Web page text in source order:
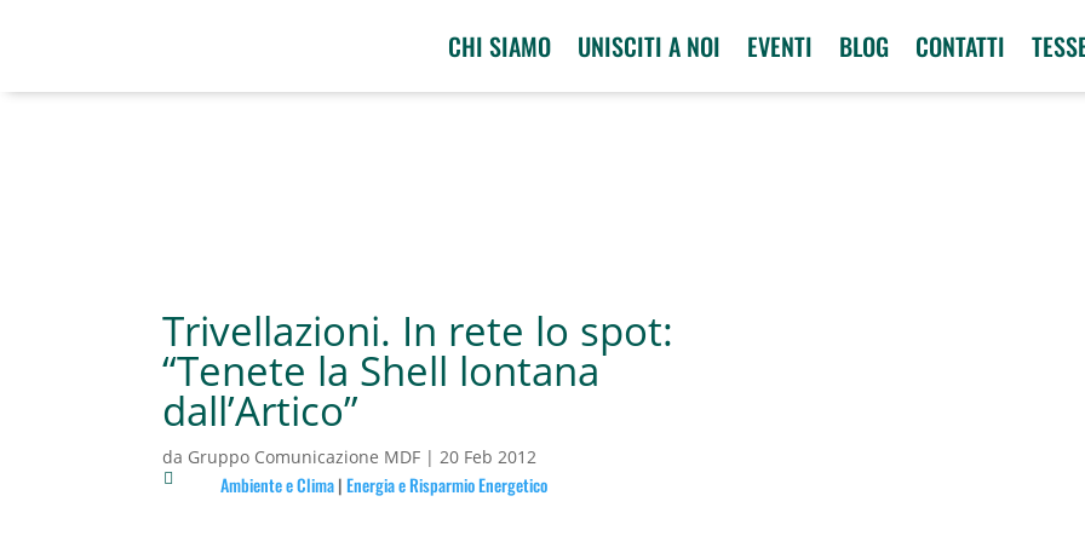
CHI SIAMO UNISCITI A NOI EVENTI BLOG CONTATTI
Trivellazioni. In rete lo spot:
“Tenete la Shell lontana
dall’Artico”
da Gruppo Comunicazione MDF | 20 Feb 2012
 Ambiente e Clima|Energia e Risparmio Energetico